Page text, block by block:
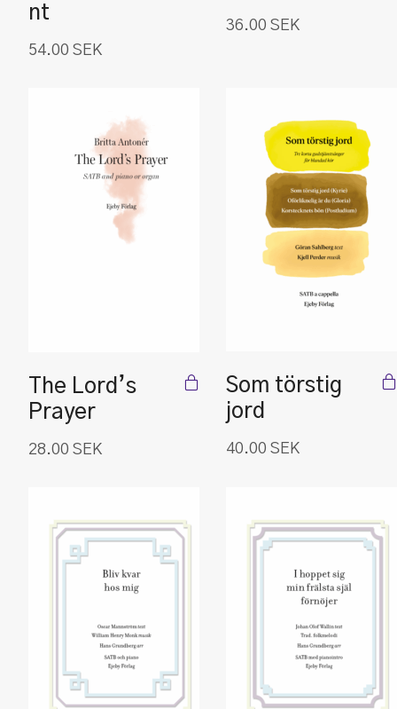
nt
54.00 SEK
36.00 SEK
The Lord’s
Prayer
28.00 SEK
Som törstig
jord
40.00 SEK